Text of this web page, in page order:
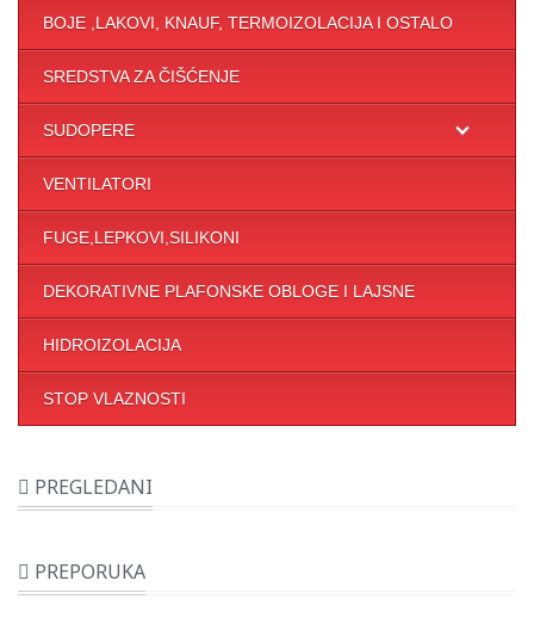
BOJE ,LAKOVI, KNAUF, TERMOIZOLACIJA I OSTALO
SREDSTVA ZA ČIŠĆENJE
SUDOPERE
VENTILATORI
FUGE,LEPKOVI,SILIKONI
DEKORATIVNE PLAFONSKE OBLOGE I LAJSNE
HIDROIZOLACIJA
STOP VLAZNOSTI
PREGLEDANI
PREPORUKA